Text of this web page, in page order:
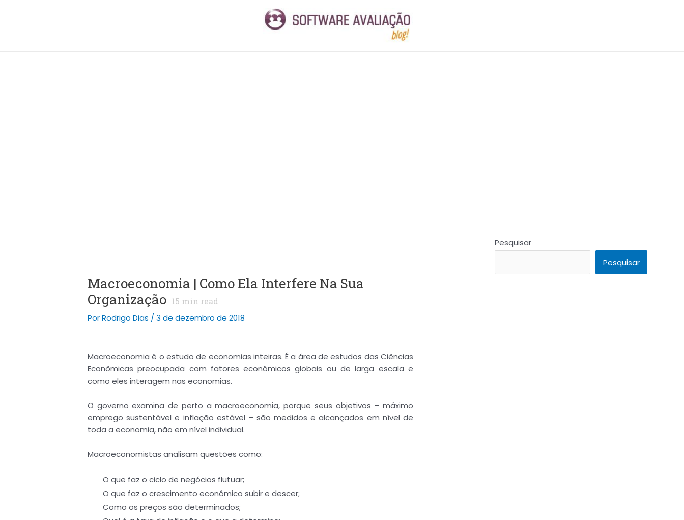
Macroeconomia | Como Ela Interfere Na Sua
Organização 15 min read
PorRodrigo Dias /3 de dezembro de 2018
Macroeconomia é o estudo de economias inteiras. É a área de estudos das Ciências
Econômicas preocupada com fatores econômicos globais ou de larga escala e
como eles interagem nas economias.
O governo examina de perto a macroeconomia, porque seus objetivos – máximo
emprego sustentável e inflação estável – são medidos e alcançados em nível de
toda a economia, não em nível individual.
Macroeconomistas analisam questões como:
O que faz o ciclo de negócios flutuar;
O que faz o crescimento econômico subir e descer;
Como os preços são determinados;
Pesquisar
Pesquisar